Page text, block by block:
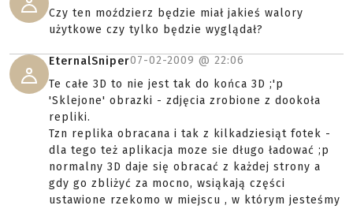
Czy ten moździerz będzie miał jakieś walory
użytkowe czy tylko będzie wyglądał?
EternalSniper07-02-2009 @ 22:06
Te całe 3D to nie jest tak do końca 3D ;'p
'Sklejone' obrazki - zdjęcia zrobione z dookoła
repliki.
Tzn replika obracana i tak z kilkadziesiąt fotek -
dla tego też aplikacja moze sie długo ładować ;p
normalny 3D daje się obracać z każdej strony a
gdy go zbliżyć za mocno, wsiąkają części
ustawione rzekomo w miejscu , w którym jesteśmy